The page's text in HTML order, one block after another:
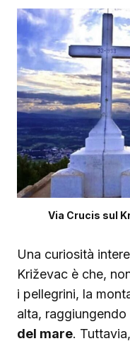
Via Crucis sul
Una curiosità
Križevac è che,
i pellegrini, la
alta, raggiungendo
del mare.